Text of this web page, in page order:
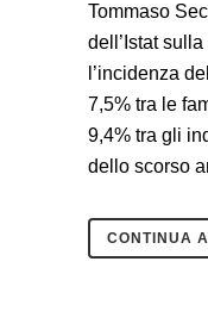
Tommaso
dell’Istat
l’incidenza
7,5% tra le
9,4% tra gli
dello scorso
CONTINUA